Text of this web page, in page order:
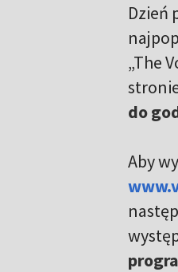
Dzień
„The
do
Aby